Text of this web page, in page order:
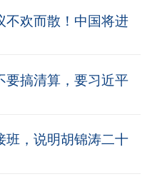
不欢而散！中国将进
要搞清算，要习近平
班，说明胡锦涛二十